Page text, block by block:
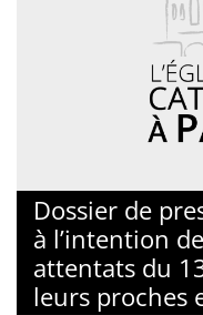
Dossier de
à l’intention
attentats du
leurs proches